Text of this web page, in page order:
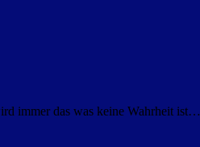
immer das was keine Wahrheit ist…